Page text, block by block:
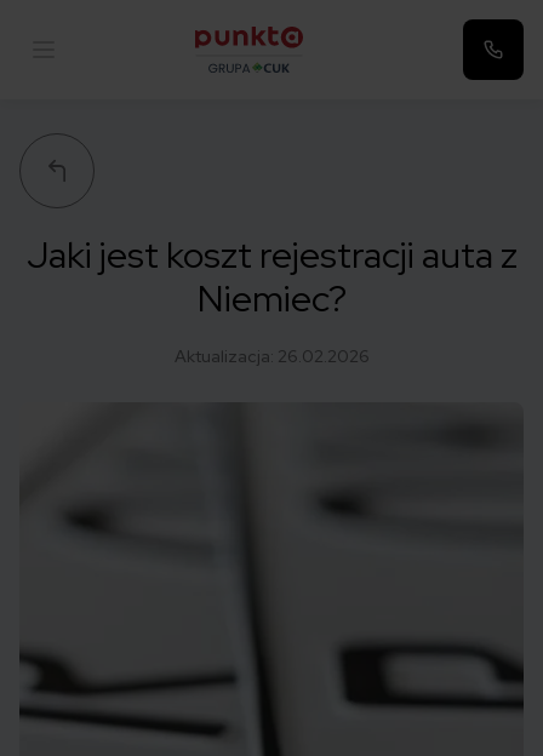
Jaki jest koszt rejestracji auta z
Niemiec?
Aktualizacja: 26.02.2026